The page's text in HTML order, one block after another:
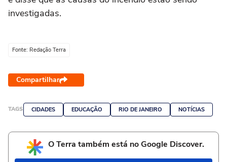
investigadas.
Fonte: Redação Terra
Compartilhar
TAGS CIDADES EDUCAÇÃO RIO DE JANEIRO NOTÍCIAS
O Terra também está no Google Discover.